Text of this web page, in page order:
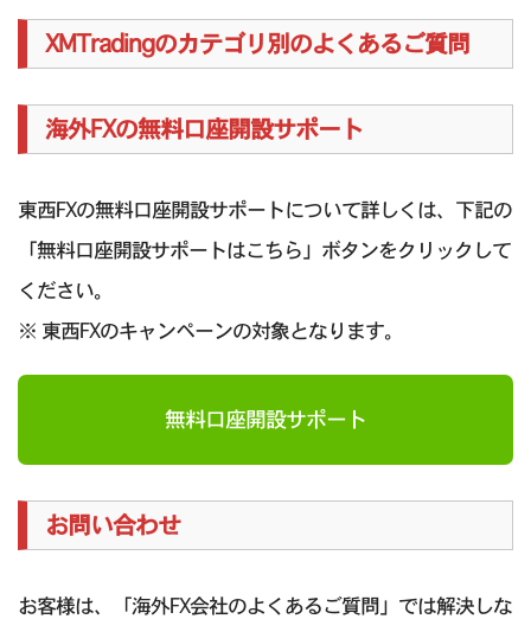
XMTradingのカテゴリ別のよくあるご質問
海外FXの無料口座開設サポート
東西FXの無料口座開設サポートについて詳しくは、下記の
「無料口座開設サポートはこちら」ボタンをクリックして
ください。
※ 東西FXのキャンペーンの対象となります。
無料口座開設サポート
お問い合わせ
お客様は、「海外FX会社のよくあるご質問」では解決しな